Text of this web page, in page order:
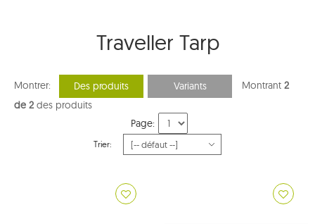
Traveller Tarp
Montrer: Des produits Variants Montrant 2
de 2 des produits
Page:
Trier: